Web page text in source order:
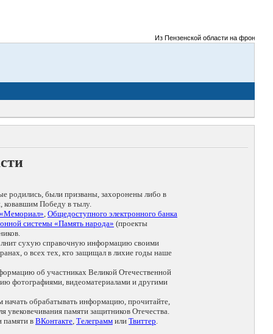
Из Пензенской области на фронты
родились, были призваны, захоронены либо в
ковавшим Победу в тылу.
, Общедоступного электронного банка
системы «Память народа» (проекты
сухую справочную информацию своими
о всех тех, кто защищал в лихие годы наше
об участниках Великой Отечественной
фотографиями, видеоматериалами и другими
начать обрабатывать информацию, прочитайте,
памяти защитников Отечества.
памяти в ВКонтакте, Телеграмм или Твиттер.